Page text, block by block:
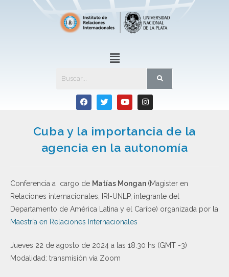
Cuba y la importancia de la
agencia en la autonomía
Conferencia a cargo de Matías Mongan (Magister en
Relaciones internacionales, IRI-UNLP, integrante del
Departamento de América Latina y el Caribe) organizada por la
Maestría en Relaciones Internacionales
Jueves 22 de agosto de 2024 a las 18.30 hs (GMT -3)
Modalidad: transmisión vía Zoom